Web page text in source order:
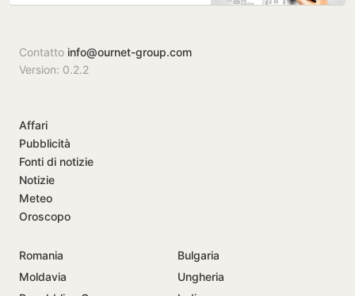
Contatto info@ournet-group.com
Version: 0.2.2
Affari
Pubblicità
Fonti di notizie
Notizie
Meteo
Oroscopo
Romania
Bulgaria
Moldavia
Ungheria